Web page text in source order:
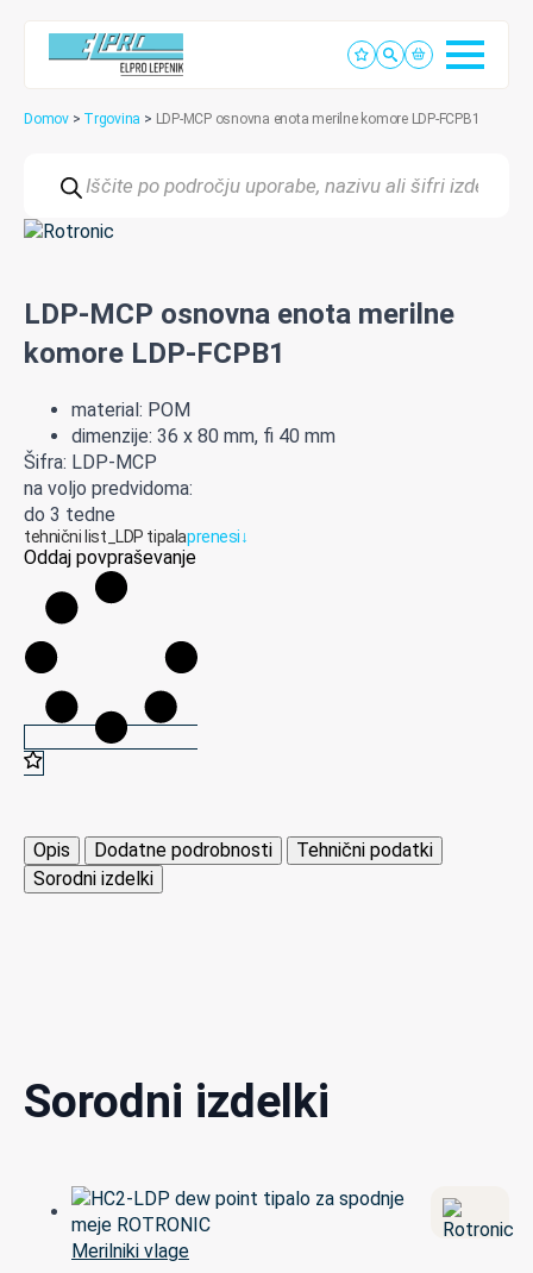
Domov > Trgovina > LDP-MCP osnovna enota merilne komore LDP-FCPB1
search
LDP-MCP osnovna enota merilne
komore LDP-FCPB1
material: POM
dimenzije: 36 x 80 mm, fi 40 mm
Šifra: LDP-MCP
na voljo predvidoma:
do 3 tedne
tehnični list_LDP tipalaprenesi↓
Oddaj povpraševanje
Opis Dodatne podrobnosti
Tehnični podatki
Sorodni izdelki
Sorodni izdelki
Merilniki vlage